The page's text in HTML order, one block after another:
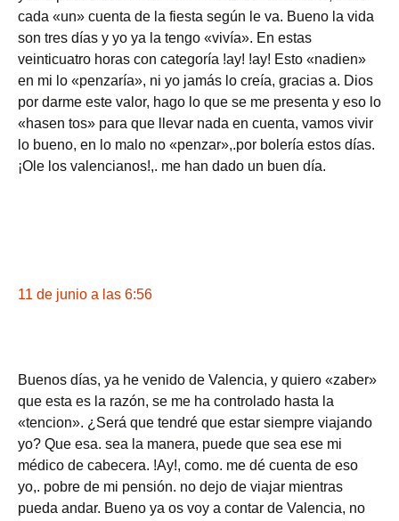
cada «un» cuenta de la fiesta según le va. Bueno la vida
son tres días y yo ya la tengo «vivía». En estas
veinticuatro horas con categoría !ay! !ay! Esto «nadien»
en mi lo «penzaría», ni yo jamás lo creía, gracias a. Dios
por darme este valor, hago lo que se me presenta y eso lo
«hasen tos» para que llevar nada en cuenta, vamos vivir
lo bueno, en lo malo no «penzar»,.por bolería estos días.
¡Ole los valencianos!,. me han dado un buen día.
11 de junio a las 6:56
Buenos días, ya he venido de Valencia, y quiero «zaber»
que esta es la razón, se me ha controlado hasta la
«tencion». ¿Será que tendré que estar siempre viajando
yo? Que esa. sea la manera, puede que sea ese mi
médico de cabecera. !Ay!, como. me dé cuenta de eso
yo,. pobre de mi pensión. no dejo de viajar mientras
pueda andar. Bueno ya os voy a contar de Valencia, no